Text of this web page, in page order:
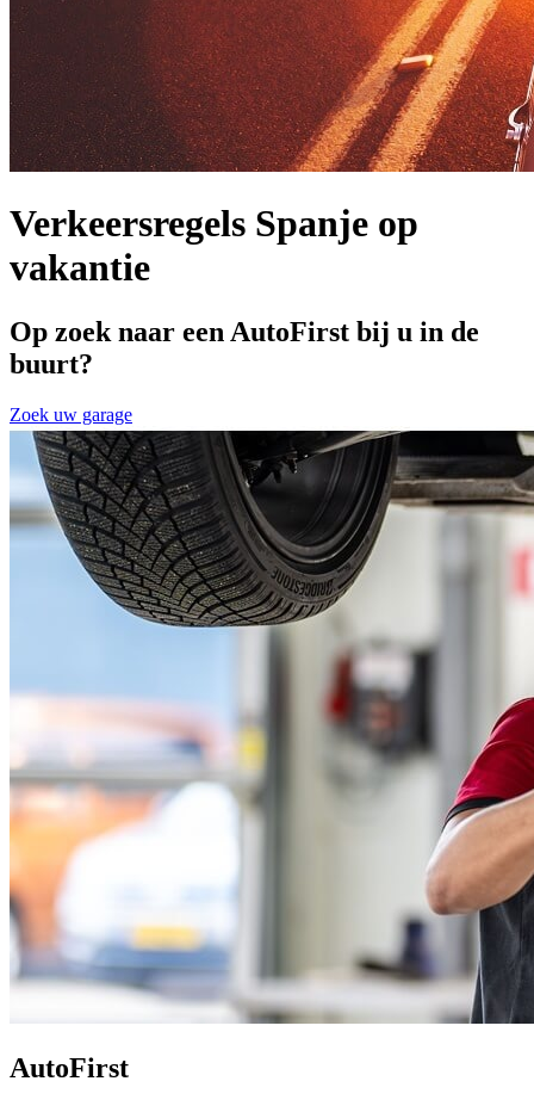
Verkeersregels Spanje op
vakantie
Op zoek naar een AutoFirst bij u in de
buurt?
Zoek uw garage
AutoFirst